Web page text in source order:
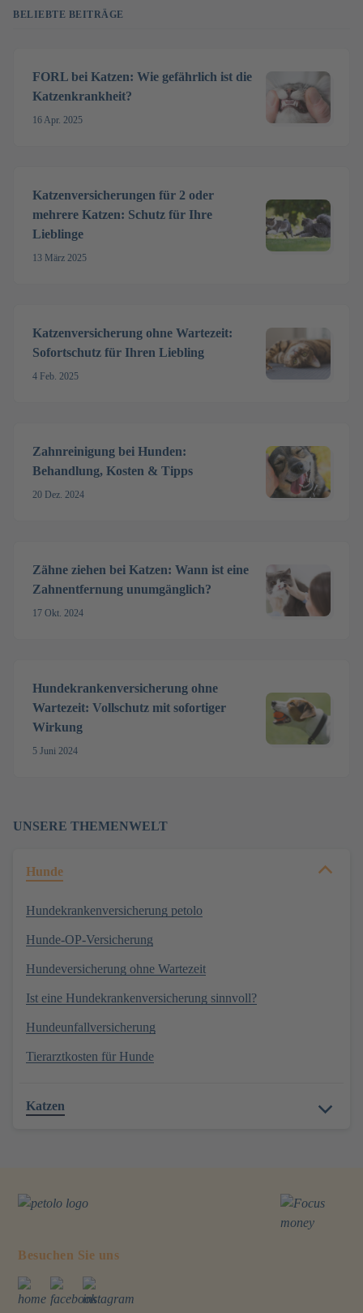
BELIEBTE BEITRÄGE
FORL bei Katzen: Wie gefährlich ist die
Katzenkrankheit?
16 Apr. 2025
Katzenversicherungen für 2 oder
mehrere Katzen: Schutz für Ihre
Lieblinge
13 März 2025
Katzenversicherung ohne Wartezeit:
Sofortschutz für Ihren Liebling
4 Feb. 2025
Zahnreinigung bei Hunden:
Behandlung, Kosten & Tipps
20 Dez. 2024
Zähne ziehen bei Katzen: Wann ist eine
Zahnentfernung unumgänglich?
17 Okt. 2024
Hundekrankenversicherung ohne
Wartezeit: Vollschutz mit sofortiger
Wirkung
5 Juni 2024
UNSERE THEMENWELT
Hunde
Hundekrankenversicherung petolo
Hunde-OP-Versicherung
Hundeversicherung ohne Wartezeit
Ist eine Hundekrankenversicherung sinnvoll?
Hundeunfallversicherung
Tierarztkosten für Hunde
Katzen
Besuchen Sie uns